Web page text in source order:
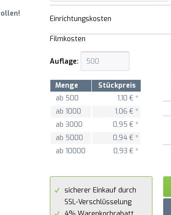
Einrichtungskosten
Filmkosten
Auflage:
Menge
Stückpreis
ab 500
1,10 € *
ab1000
1,06 € *
ab3000
0,95 € *
ab 5000
0,94 € *
ab10000 0,93 € *
sicherer Einkauf durch
SSL-Verschlüsselung